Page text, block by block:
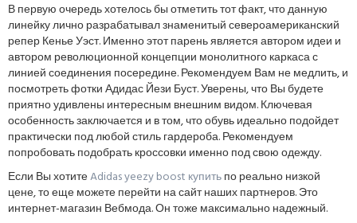
В первую очередь хотелось бы отметить тот факт, что данную
линейку лично разрабатывал знаменитый североамериканский
репер Кенье Уэст. Именно этот парень является автором идеи и
автором революционной концепции монолитного каркаса с
линией соединения посередине. Рекомендуем Вам не медлить, и
посмотреть фотки Адидас Йези Буст. Уверены, что Вы будете
приятно удивлены интересным внешним видом. Ключевая
особенность заключается и в том, что обувь идеально подойдет
практически под любой стиль гардероба. Рекомендуем
попробовать подобрать кроссовки именно под свою одежду.
Если Вы хотитеAdidas yeezy boost купитьпо реально низкой
цене, то еще можете перейти на сайт наших партнеров. Это
интернет-магазин Вебмода. Он тоже максимально надежный.